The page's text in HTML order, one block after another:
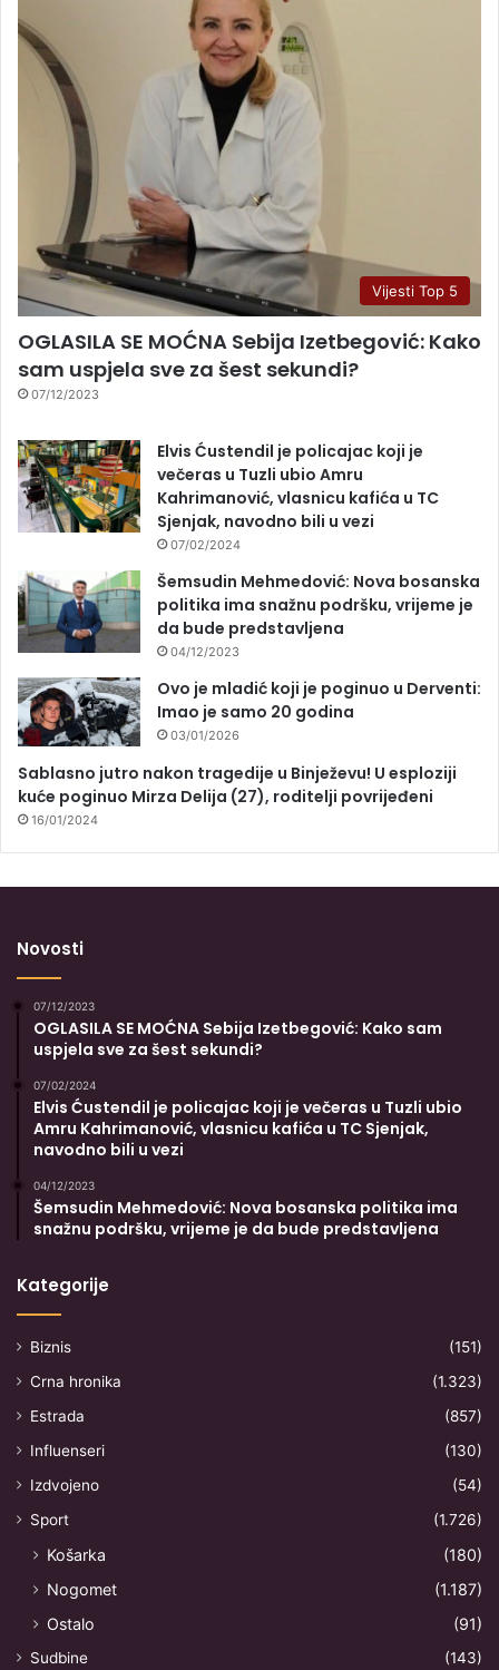
Vijesti Top 5
OGLASILA SE MOĆNA Sebija Izetbegović: Kako
sam uspjela sve za šest sekundi?
07/12/2023
Elvis Ćustendil je policajac koji je
večeras u Tuzli ubio Amru
Kahrimanović, vlasnicu kafića u TC
Sjenjak, navodno bili u vezi
07/02/2024
Šemsudin Mehmedović: Nova bosanska
politika ima snažnu podršku, vrijeme je
da bude predstavljena
04/12/2023
Ovo je mladić koji je poginuo u Derventi:
Imao je samo 20 godina
03/01/2026
Sablasno jutro nakon tragedije u Binježevu! U esploziji
kuće poginuo Mirza Delija (27), roditelji povrijeđeni
16/01/2024
Novosti
07/12/2023
OGLASILA SE MOĆNA Sebija Izetbegović: Kako sam
uspjela sve za šest sekundi?
07/02/2024
Elvis Ćustendil je policajac koji je večeras u Tuzli ubio
Amru Kahrimanović, vlasnicu kafića u TC Sjenjak,
navodno bili u vezi
04/12/2023
Šemsudin Mehmedović: Nova bosanska politika ima
snažnu podršku, vrijeme je da bude predstavljena
Kategorije
Biznis
(151)
Crna hronika
(1.323)
Estrada
(857)
Influenseri
(130)
Izdvojeno
(54)
Sport
(1.726)
Košarka
(180)
Nogomet
(1.187)
Ostalo
(91)
Sudbine
(143)